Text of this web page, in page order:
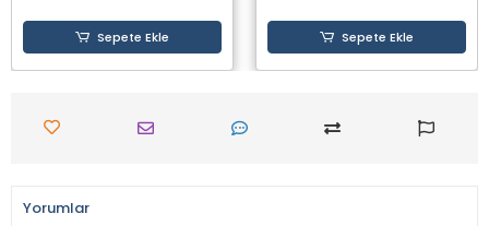
Sepete Ekle Sepete Ekle
Yorumlar